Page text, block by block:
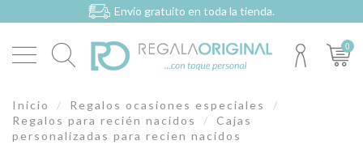
Envío gratuito en toda la tienda.
0
Inicio
Regalos ocasiones especiales
Regalos para recién nacidos
Cajas
personalizadas para recien nacidos